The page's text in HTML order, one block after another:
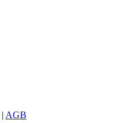
| AGB